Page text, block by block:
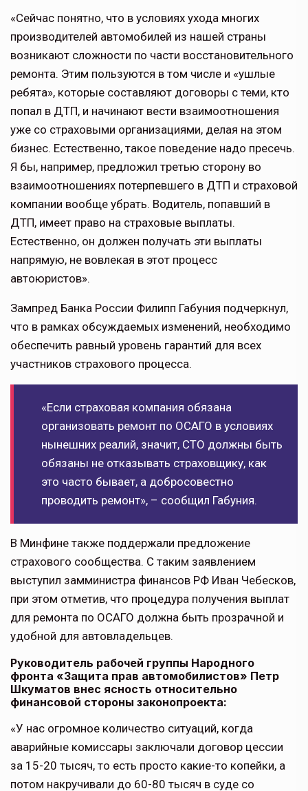
«Сейчас понятно, что в условиях ухода многих
производителей автомобилей из нашей страны
возникают сложности по части восстановительного
ремонта. Этим пользуются в том числе и «ушлые
ребята», которые составляют договоры с теми, кто
попал в ДТП, и начинают вести взаимоотношения
уже со страховыми организациями, делая на этом
бизнес. Естественно, такое поведение надо пресечь.
Я бы, например, предложил третью сторону во
взаимоотношениях потерпевшего в ДТП и страховой
компании вообще убрать. Водитель, попавший в
ДТП, имеет право на страховые выплаты.
Естественно, он должен получать эти выплаты
напрямую, не вовлекая в этот процесс
автоюристов».
Зампред Банка России Филипп Габуния подчеркнул,
что в рамках обсуждаемых изменений, необходимо
обеспечить равный уровень гарантий для всех
участников страхового процесса.
«Если страховая компания обязана
организовать ремонт по ОСАГО в условиях
нынешних реалий, значит, СТО должны быть
обязаны не отказывать страховщику, как
это часто бывает, а добросовестно
проводить ремонт», – сообщил Габуния.
В Минфине также поддержали предложение
страхового сообщества. С таким заявлением
выступил замминистра финансов РФ Иван Чебесков,
при этом отметив, что процедура получения выплат
для ремонта по ОСАГО должна быть прозрачной и
удобной для автовладельцев.
Руководитель рабочей группы Народного
фронта «Защита прав автомобилистов» Петр
Шкуматов внес ясность относительно
финансовой стороны законопроекта:
«У нас огромное количество ситуаций, когда
аварийные комиссары заключали договор цессии
за 15-20 тысяч, то есть просто какие-то копейки, а
потом накручивали до 60-80 тысяч в суде со